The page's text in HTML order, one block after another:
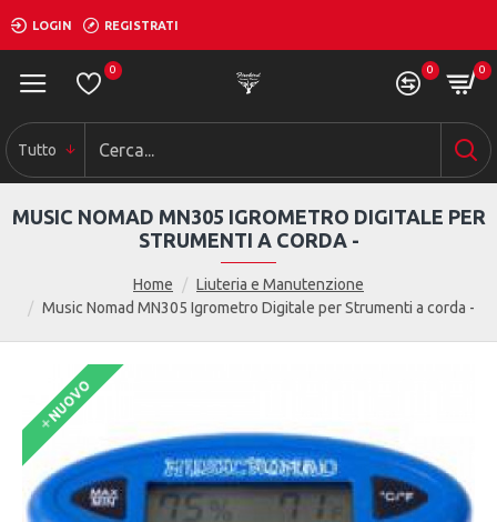
LOGIN REGISTRATI
0 0 0
Tutto
Home
Liuteria e Manutenzione
Music Nomad MN305 Igrometro Digitale per Strumenti a corda -
MUSIC NOMAD MN305 IGROMETRO DIGITALE PER
STRUMENTI A CORDA -
NUOVO